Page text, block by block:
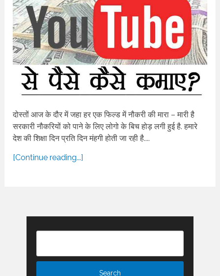
दोस्तों आज के दौर में जहा हर एक फिल्ड में नौकरी की मारा – मारी है
सरकारी नौकरियों को पाने के लिए लोगो के बिच होड़ लगी हुई है. हमारे
देश की शिक्षा दिन प्रति दिन मंहगी होती जा रही है....
[Continue reading...]